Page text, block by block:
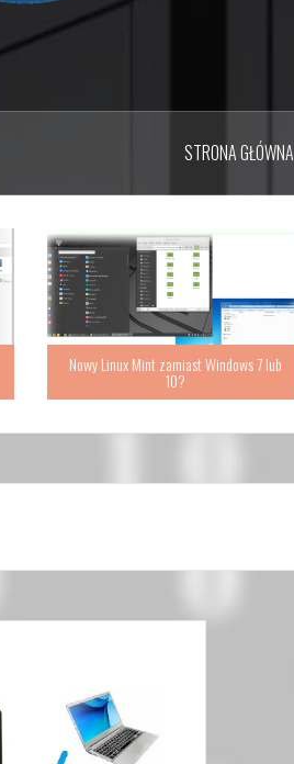
STRONA GŁÓWNA
Nowy Linux Mint zamiast Windows 7 lub
10?